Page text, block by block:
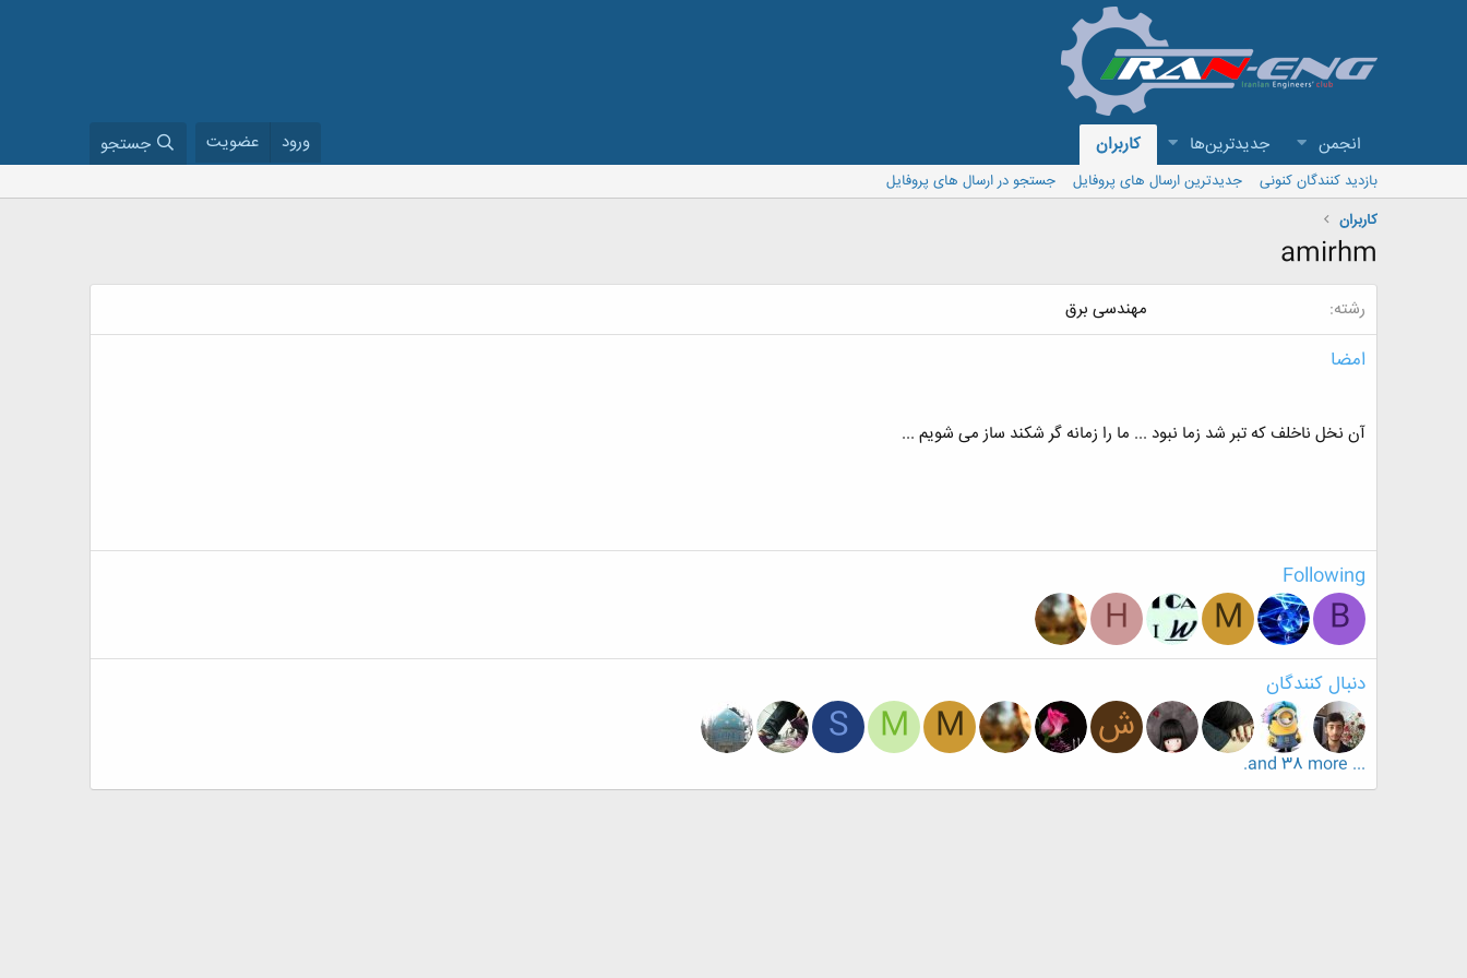
انجمن جدیدترین‌ها کاربران ورود عضویت جستجو
بازدید کنندگان کنونی جدیدترین ارسال های پروفایل
جستجو در ارسال های پروفایل
کاربران
amirhm
رشته مهندسی برق
امضا
آن نخل ناخلف که تبر شد زما نبود ... ما را زمانه گر شکند ساز می شویم ...
Following
B
M
H
دنبال کنندگان
ش M
M
S
... and 38 more.